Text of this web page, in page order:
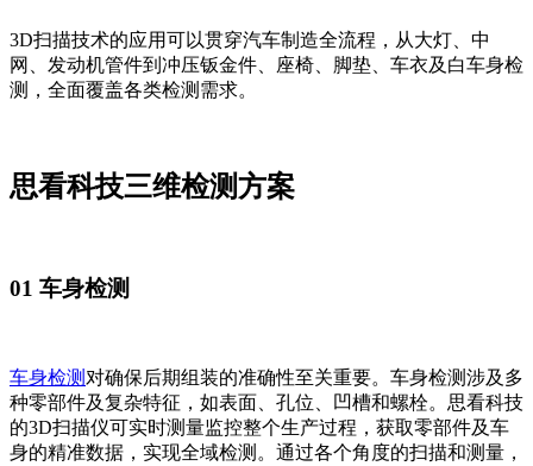
3D扫描技术的应用可以贯穿汽车制造全流程，从大灯、中
网、发动机管件到冲压钣金件、座椅、脚垫、车衣及白车身检
测，全面覆盖各类检测需求。
思看科技三维检测方案
01 车身检测
车身检测 对确保后期组装的准确性至关重要。车身检测涉及多
种零部件及复杂特征，如表面、孔位、凹槽和螺栓。思看科技
的3D扫描仪可实时测量监控整个生产过程，获取零部件及车
身的精准数据，实现全域检测。通过各个角度的扫描和测量，